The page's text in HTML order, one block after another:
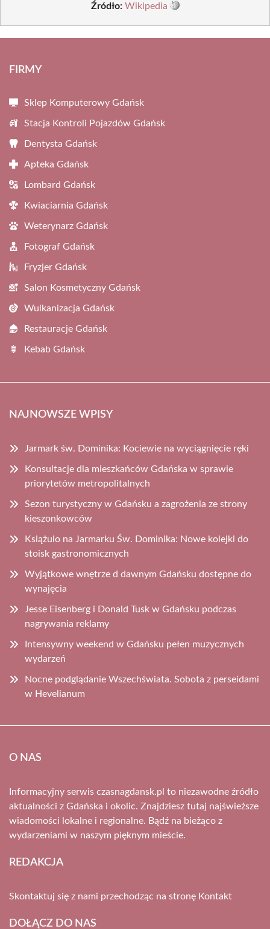
Źródło: Wikipedia
FIRMY
Sklep Komputerowy Gdańsk
Stacja Kontroli Pojazdów Gdańsk
Dentysta Gdańsk
Apteka Gdańsk
Lombard Gdańsk
Kwiaciarnia Gdańsk
Weterynarz Gdańsk
Fotograf Gdańsk
Fryzjer Gdańsk
Salon Kosmetyczny Gdańsk
Wulkanizacja Gdańsk
Restauracje Gdańsk
Kebab Gdańsk
NAJNOWSZE WPISY
Jarmark św. Dominika: Kociewie na wyciągnięcie ręki
Konsultacje dla mieszkańców Gdańska w sprawie
priorytetów metropolitalnych
Sezon turystyczny w Gdańsku a zagrożenia ze strony
kieszonkowców
Książulo na Jarmarku Św. Dominika: Nowe kolejki do
stoisk gastronomicznych
Wyjątkowe wnętrze d dawnym Gdańsku dostępne do
wynajęcia
Jesse Eisenberg i Donald Tusk w Gdańsku podczas
nagrywania reklamy
Intensywny weekend w Gdańsku pełen muzycznych
wydarzeń
Nocne podglądanie Wszechświata. Sobota z perseidami
w Hevelianum
O NAS
Informacyjny serwis czasnagdansk.pl to niezawodne źródło
aktualności z Gdańska i okolic. Znajdziesz tutaj najświeższe
wiadomości lokalne i regionalne. Bądź na bieżąco z
wydarzeniami w naszym pięknym mieście.
REDAKCJA
Skontaktuj się z nami przechodząc na stronę Kontakt
DOŁĄCZ DO NAS